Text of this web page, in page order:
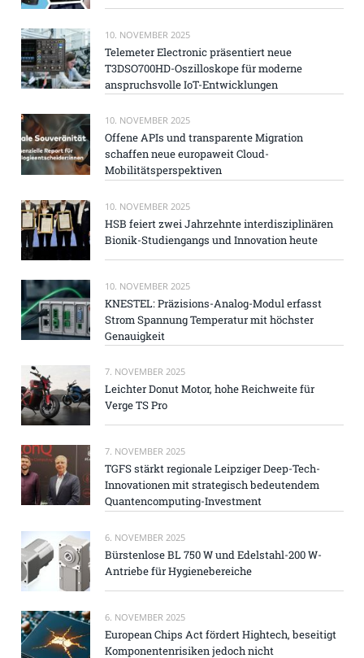
10. NOVEMBER 2025
Telemeter Electronic präsentiert neue
T3DSO700HD-Oszilloskope für moderne
anspruchsvolle IoT-Entwicklungen
10. NOVEMBER 2025
Offene APIs und transparente Migration
schaffen neue europaweit Cloud-
Mobilitätsperspektiven
10. NOVEMBER 2025
HSB feiert zwei Jahrzehnte interdisziplinären
Bionik-Studiengangs und Innovation heute
10. NOVEMBER 2025
KNESTEL: Präzisions-Analog-Modul erfasst
Strom Spannung Temperatur mit höchster
Genauigkeit
7. NOVEMBER 2025
Leichter Donut Motor, hohe Reichweite für
Verge TS Pro
7. NOVEMBER 2025
TGFS stärkt regionale Leipziger Deep-Tech-
Innovationen mit strategisch bedeutendem
Quantencomputing-Investment
6. NOVEMBER 2025
Bürstenlose BL 750 W und Edelstahl-200 W-
Antriebe für Hygienebereiche
6. NOVEMBER 2025
European Chips Act fördert Hightech, beseitigt
Komponentenrisiken jedoch nicht